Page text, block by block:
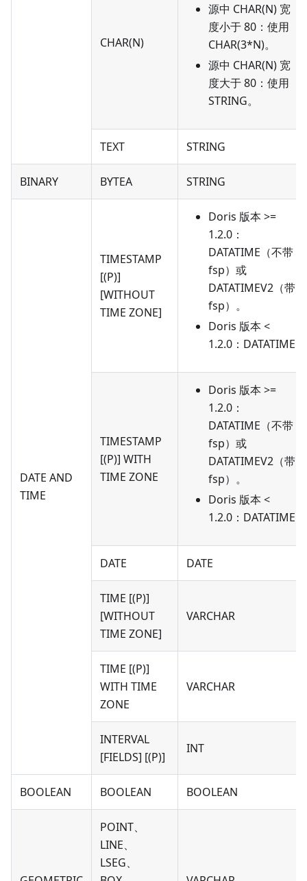
CHAR(N)
源中 CHAR(N) 宽
度小于 80：使用
CHAR(3*N)。
源中 CHAR(N) 宽
度大于 80：使用
STRING。
TEXT STRING
BINARY BYTEA STRING
DATE AND
TIME
TIMESTAMP
[(P)]
[WITHOUT
TIME ZONE]
Doris 版本 >=
1.2.0：
DATATIME（不带
fsp）或
DATATIMEV2（带
fsp）。
Doris 版本 <
1.2.0：DATATIME
TIMESTAMP
[(P)] WITH
TIME ZONE
Doris 版本 >=
1.2.0：
DATATIME（不带
fsp）或
DATATIMEV2（带
fsp）。
Doris 版本 <
1.2.0：DATATIME
DATE DATE
TIME [(P)]
[WITHOUT
TIME ZONE]
VARCHAR
TIME [(P)]
WITH TIME
ZONE
VARCHAR
INTERVAL
[FIELDS] [(P)]
INT
BOOLEAN BOOLEAN BOOLEAN
POINT、
LINE、
LSEG、